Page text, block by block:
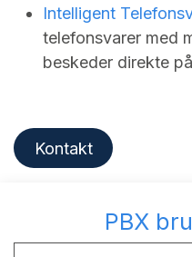
Intelligent
telefonsvarer med
beskeder direkte
Kontakt
PBX